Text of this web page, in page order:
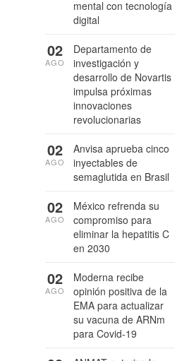
mental con tecnología
digital
Departamento de
investigación y
desarrollo de Novartis
impulsa próximas
innovaciones
revolucionarias
02
AGO
Anvisa aprueba cinco
inyectables de
semaglutida en Brasil
02
AGO
México refrenda su
compromiso para
eliminar la hepatitis C
en 2030
02
AGO
Moderna recibe
opinión positiva de la
EMA para actualizar
su vacuna de ARNm
para Covid-19
02
AGO